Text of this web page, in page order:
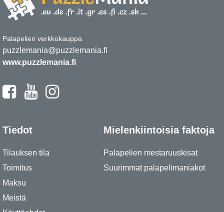
Palapelien verkkokauppa
puzzlemania@puzzlemania.fi
www.puzzlemania.fi
Tiedot
Tilauksen tila
Toimitus
Maksu
Meistä
Mielenkiintoisia faktoja
Palapelien mestaruuskisat
Suurimmat palapelimaniakot